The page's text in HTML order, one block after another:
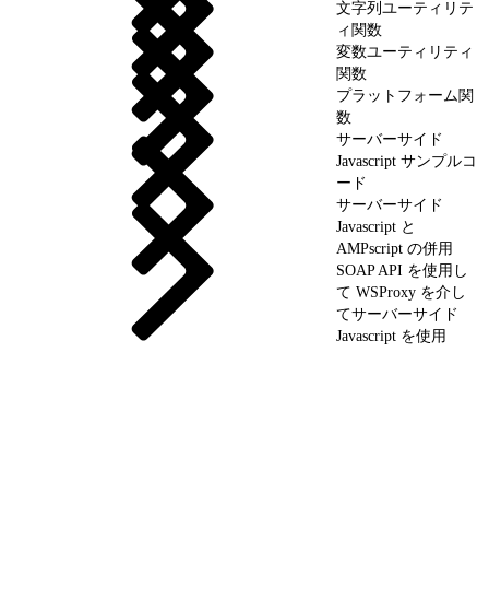
文字列ユーティリテ
ィ関数
変数ユーティリティ
関数
プラットフォーム関
数
サーバーサイド
Javascript サンプルコ
ード
サーバーサイド
Javascript と
AMPscript の併用
SOAP API を使用し
て WSProxy を介し
てサーバーサイド
Javascript を使用